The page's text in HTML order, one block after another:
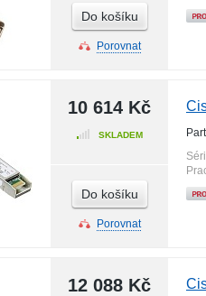
Do košíku
Porovnat
10 614 Kč
SKLADEM
Do košíku
Porovnat
12 088 Kč